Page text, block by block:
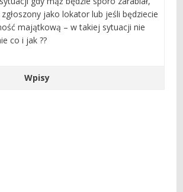
gdy mąż będzie sporo zarabiał,
jako lokator lub jeśli będziecie
majątkową – w takiej sytuacji nie
co i jak ??
Wpisy